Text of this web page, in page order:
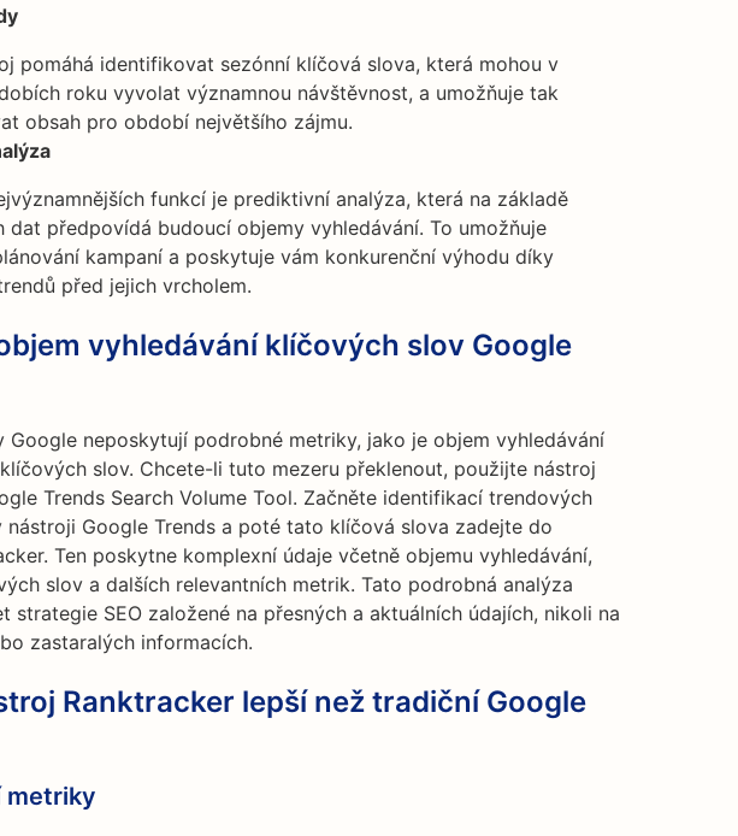
pomáhá identifikovat sezónní klíčová slova, která mohou v
roku vyvolat významnou návštěvnost, a umožňuje tak
obsah pro období největšího zájmu.
funkcí je prediktivní analýza, která na základě
dat předpovídá budoucí objemy vyhledávání. To umožňuje
kampaní a poskytuje vám konkurenční výhodu díky
před jejich vrcholem.
vyhledávání klíčových slov Google
Google neposkytují podrobné metriky, jako je objem vyhledávání
slov. Chcete-li tuto mezeru překlenout, použijte nástroj
Trends Search Volume Tool. Začněte identifikací trendových
Google Trends a poté tato klíčová slova zadejte do
Ten poskytne komplexní údaje včetně objemu vyhledávání,
slov a dalších relevantních metrik. Tato podrobná analýza
strategie SEO založené na přesných a aktuálních údajích, nikoli na
zastaralých informacích.
Ranktracker lepší než tradiční Google
metriky